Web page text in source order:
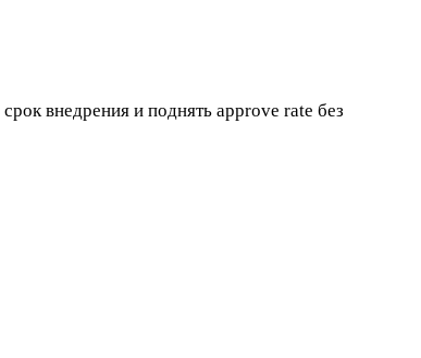
внедрения и поднять approve rate без